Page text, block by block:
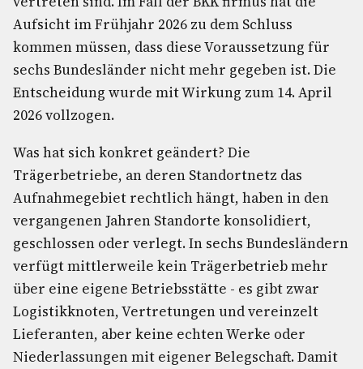
Aufsicht im Frühjahr 2026 zu dem Schluss
kommen müssen, dass diese Voraussetzung für
sechs Bundesländer nicht mehr gegeben ist. Die
Entscheidung wurde mit Wirkung zum 14. April
2026 vollzogen.
Was hat sich konkret geändert? Die
Trägerbetriebe, an deren Standortnetz das
Aufnahmegebiet rechtlich hängt, haben in den
vergangenen Jahren Standorte konsolidiert,
geschlossen oder verlegt. In sechs Bundesländern
verfügt mittlerweile kein Trägerbetrieb mehr
über eine eigene Betriebsstätte - es gibt zwar
Logistikknoten, Vertretungen und vereinzelt
Lieferanten, aber keine echten Werke oder
Niederlassungen mit eigener Belegschaft. Damit